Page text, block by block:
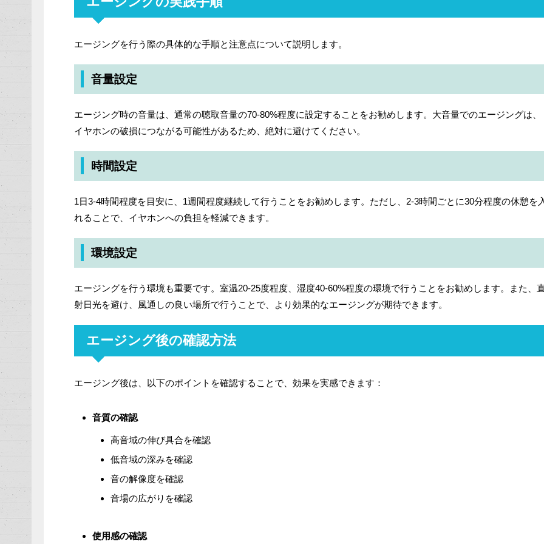
エージングを行う際の具体的な手順と注意点について説明します。
音量設定
エージング時の音量は、通常の聴取音量の70-80%程度に設定することをお勧めします。大音量でのエージングは、
イヤホンの破損につながる可能性があるため、絶対に避けてください。
時間設定
1日3-4時間程度を目安に、1週間程度継続して行うことをお勧めします。ただし、2-3時間ごとに30分程度の休憩を
れることで、イヤホンへの負担を軽減できます。
環境設定
エージングを行う環境も重要です。室温20-25度程度、湿度40-60%程度の環境で行うことをお勧めします。また、
射日光を避け、風通しの良い場所で行うことで、より効果的なエージングが期待できます。
エージング後の確認方法
エージング後は、以下のポイントを確認することで、効果を実感できます：
音質の確認
高音域の伸び具合を確認
低音域の深みを確認
音の解像度を確認
音場の広がりを確認
使用感の確認